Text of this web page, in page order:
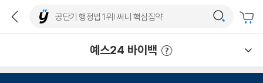
예스24 바이백